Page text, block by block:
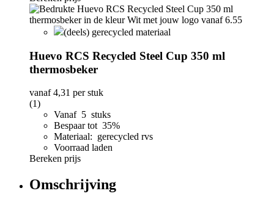
(deels) gerecycled materiaal
Huevo RCS Recycled Steel Cup 350 ml
thermosbeker
vanaf4,31 per stuk
(1)
Vanaf 5 stuks
Bespaar tot 35%
Materiaal: gerecycled rvs
Voorraad laden
Bereken prijs
Omschrijving